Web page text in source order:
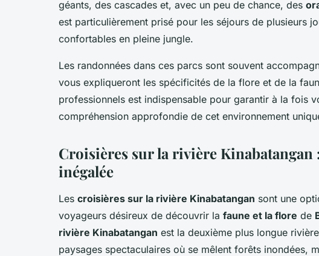
géants, des cascades et, avec un peu de chance, des
est particulièrement prisé pour les séjours de plusieurs
confortables en pleine jungle.
Les randonnées dans ces parcs sont souvent
vous expliqueront les spécificités de la flore et de la
professionnels est indispensable pour garantir à la fois
compréhension approfondie de cet environnement
Croisières sur la rivière Kinabatangan
inégalée
Les croisières sur la rivière Kinabatangan sont une
voyageurs désireux de découvrir la faune et la flore de
rivière Kinabatangan est la deuxième plus longue
paysages spectaculaires où se mêlent forêts inondées,